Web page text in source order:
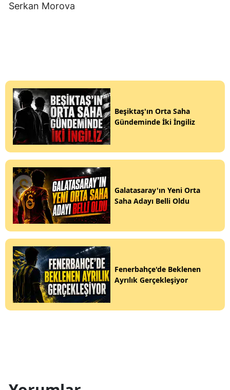
Serkan Morova
Beşiktaş'ın Orta Saha
Gündeminde İki İngiliz
Galatasaray'ın Yeni Orta
Saha Adayı Belli Oldu
Fenerbahçe'de Beklenen
Ayrılık Gerçekleşiyor